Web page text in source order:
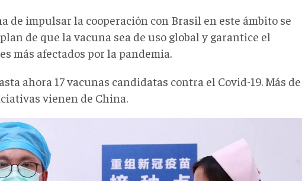
de impulsar la cooperación con Brasil en este ámbito se
de que la vacuna sea de uso global y garantice el
más afectados por la pandemia.
ahora 17 vacunas candidatas contra el Covid-19. Más de
vienen de China.